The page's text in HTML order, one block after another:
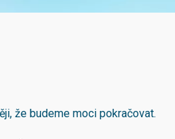
že budeme moci pokračovat.